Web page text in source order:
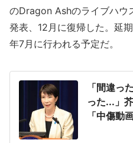
のDragon Ashのライブハウ
発表、12月に復帰した。延
年7月に行われる予定だ。
「間違っ
った...」
「中傷動